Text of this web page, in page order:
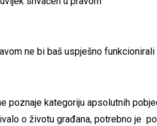
ne bi baš uspješno
poznaje kategoriju apsolutnih
o životu građana, potrebno je